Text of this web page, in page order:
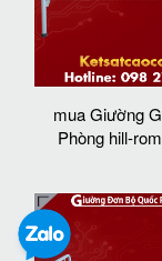
mua Giường
Phòng hill-